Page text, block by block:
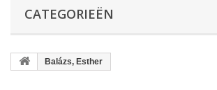
CATEGORIEËN
Balázs, Esther